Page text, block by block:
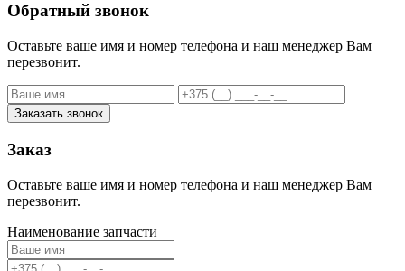
Обратный звонок
Оставьте ваше имя и номер телефона и наш менеджер Вам
перезвонит.
Заказать звонок
Заказ
Оставьте ваше имя и номер телефона и наш менеджер Вам
перезвонит.
Наименование запчасти